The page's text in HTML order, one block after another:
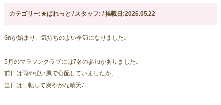
カテゴリー:★ぱれっと / スタッフ: / 掲載日:2026.05.22
GWが始まり、気持ちのよい季節になりました。
5月のマラソンクラブには7名の参加がありました。
前日は雨や強い風で心配していましたが、
当日は一転して爽やかな晴天♪